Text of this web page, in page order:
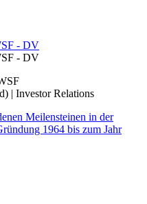
- DV
- DV
| Investor Relations